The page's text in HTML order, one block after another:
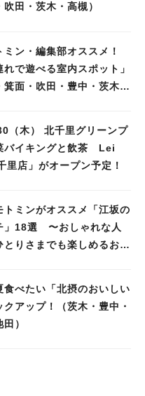
吹田・茨木・高槻）
ミン・編集部オススメ！
れで遊べる室内スポット」
箕面・吹田・豊中・茨木・
里グリーンプ
バイキングと飲茶 Lei
店」がオープン予定！
トミンがオススメ「江坂の
」18選 〜おしゃれな人
とりさまでも楽しめるお店
食べたい「北摂のおいしい
アップ！（茨木・豊中・
）